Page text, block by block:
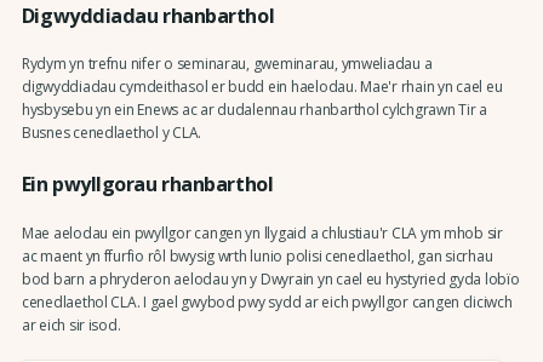
Digwyddiadau rhanbarthol
Rydym yn trefnu nifer o seminarau, gweminarau, ymweliadau a
digwyddiadau cymdeithasol er budd ein haelodau. Mae'r rhain yn cael eu
hysbysebu yn ein Enews ac ar dudalennau rhanbarthol cylchgrawn Tir a
Busnes cenedlaethol y CLA.
Ein pwyllgorau rhanbarthol
Mae aelodau ein pwyllgor cangen yn llygaid a chlustiau'r CLA ym mhob sir
ac maent yn ffurfio rôl bwysig wrth lunio polisi cenedlaethol, gan sicrhau
bod barn a phryderon aelodau yn y Dwyrain yn cael eu hystyried gyda lobïo
cenedlaethol CLA. I gael gwybod pwy sydd ar eich pwyllgor cangen cliciwch
ar eich sir isod.